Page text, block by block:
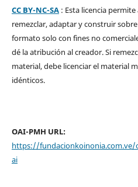
CC BY-NC-SA: Esta licencia
remezclar, adaptar y construir
formato solo con fines no
dé la atribución al creador. Si
material, debe licenciar el material
idénticos.
OAI-PMH URL:
https://
ai